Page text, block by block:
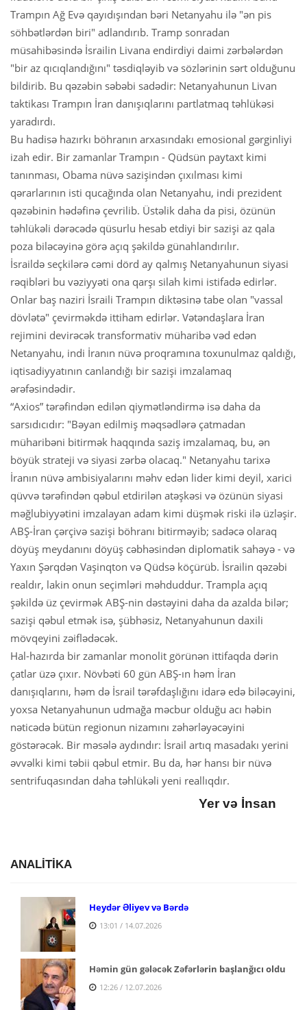
Trampın Ağ Evə qayıdışından bəri Netanyahu ilə "ən pis
söhbətlərdən biri" adlandırıb. Tramp sonradan
müsahibəsində İsrailin Livana endirdiyi daimi zərbələrdən
"bir az qıcıqlandığını" təsdiqləyib və sözlərinin sərt olduğunu
bildirib. Bu qəzəbin səbəbi sadədir: Netanyahunun Livan
taktikası Trampın İran danışıqlarını partlatmaq təhlükəsi
yaradırdı.
Bu hadisə hazırkı böhranın arxasındakı emosional gərginliyi
izah edir. Bir zamanlar Trampın - Qüdsün paytaxt kimi
tanınması, Obama nüvə sazişindən çıxılması kimi
qərarlarının isti qucağında olan Netanyahu, indi prezident
qəzəbinin hədəfinə çevrilib. Üstəlik daha da pisi, özünün
təhlükəli dərəcədə qüsurlu hesab etdiyi bir sazişi az qala
poza biləcəyinə görə açıq şəkildə günahlandırılır.
İsraildə seçkilərə cəmi dörd ay qalmış Netanyahunun siyasi
rəqibləri bu vəziyyəti ona qarşı silah kimi istifadə edirlər.
Onlar baş naziri İsraili Trampın diktəsinə tabe olan "vassal
dövlətə" çevirməkdə ittiham edirlər. Vətəndaşlara İran
rejimini devirəcək transformativ müharibə vəd edən
Netanyahu, indi İranın nüvə proqramına toxunulmaz qaldığı,
iqtisadiyyatının canlandığı bir sazişi imzalamaq
ərəfəsindədir.
“Axios” tərəfindən edilən qiymətləndirmə isə daha da
sarsıdıcıdır: "Bəyan edilmiş məqsədlərə çatmadan
müharibəni bitirmək haqqında saziş imzalamaq, bu, ən
böyük strateji və siyasi zərbə olacaq." Netanyahu tarixə
İranın nüvə ambisiyalarını məhv edən lider kimi deyil, xarici
qüvvə tərəfindən qəbul etdirilən atəşkəsi və özünün siyasi
məğlubiyyətini imzalayan adam kimi düşmək riski ilə üzləşir.
ABŞ-İran çərçivə sazişi böhranı bitirməyib; sadəcə olaraq
döyüş meydanını döyüş cəbhəsindən diplomatik sahəyə - və
Yaxın Şərqdən Vaşinqton və Qüdsə köçürüb. İsrailin qəzəbi
realdır, lakin onun seçimləri məhduddur. Trampla açıq
şəkildə üz çevirmək ABŞ-nin dəstəyini daha da azalda bilər;
sazişi qəbul etmək isə, şübhəsiz, Netanyahunun daxili
mövqeyini zəiflədəcək.
Hal-hazırda bir zamanlar monolit görünən ittifaqda dərin
çatlar üzə çıxır. Növbəti 60 gün ABŞ-ın həm İran
danışıqlarını, həm də İsrail tərəfdaşlığını idarə edə biləcəyini,
yoxsa Netanyahunun udmağa məcbur olduğu acı həbin
nəticədə bütün regionun nizamını zəhərləyəcəyini
göstərəcək. Bir məsələ aydındır: İsrail artıq masadakı yerini
əvvəlki kimi təbii qəbul etmir. Bu da, hər hansı bir nüvə
sentrifuqasından daha təhlükəli yeni reallıqdır.
Yer və İnsan
ANALİTİKA
Heydər Əliyev və Bərdə
13:01 / 14.07.2026
Həmin gün gələcək Zəfərlərin başlanğıcı oldu
12:26 / 12.07.2026